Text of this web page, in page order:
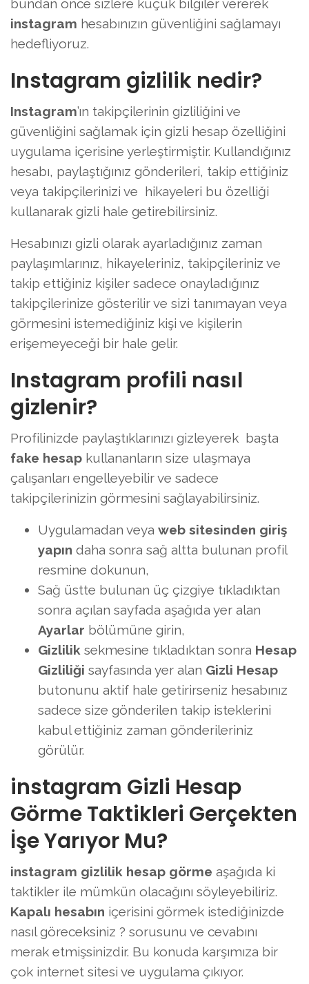
bundan önce sizlere küçük bilgiler vererek
instagram hesabınızın güvenliğini sağlamayı
hedefliyoruz.
Instagram gizlilik nedir?
Instagram’ın takipçilerinin gizliliğini ve
güvenliğini sağlamak için gizli hesap özelliğini
uygulama içerisine yerleştirmiştir. Kullandığınız
hesabı, paylaştığınız gönderileri, takip ettiğiniz
veya takipçilerinizi ve hikayeleri bu özelliği
kullanarak gizli hale getirebilirsiniz.
Hesabınızı gizli olarak ayarladığınız zaman
paylaşımlarınız, hikayeleriniz, takipçileriniz ve
takip ettiğiniz kişiler sadece onayladığınız
takipçilerinize gösterilir ve sizi tanımayan veya
görmesini istemediğiniz kişi ve kişilerin
erişemeyeceği bir hale gelir.
Instagram profili nasıl
gizlenir?
Profilinizde paylaştıklarınızı gizleyerek başta
fake hesap kullananların size ulaşmaya
çalışanları engelleyebilir ve sadece
takipçilerinizin görmesini sağlayabilirsiniz.
Uygulamadan veya web sitesinden giriş
yapın daha sonra sağ altta bulunan profil
resmine dokunun,
Sağ üstte bulunan üç çizgiye tıkladıktan
sonra açılan sayfada aşağıda yer alan
Ayarlar bölümüne girin,
Gizlilik sekmesine tıkladıktan sonra Hesap
Gizliliği sayfasında yer alan Gizli Hesap
butonunu aktif hale getirirseniz hesabınız
sadece size gönderilen takip isteklerini
kabul ettiğiniz zaman gönderileriniz
görülür.
instagram Gizli Hesap
Görme Taktikleri Gerçekten
İşe Yarıyor Mu?
instagram gizlilik hesap görme aşağıda ki
taktikler ile mümkün olacağını söyleyebiliriz.
Kapalı hesabın içerisini görmek istediğinizde
nasıl göreceksiniz ? sorusunu ve cevabını
merak etmişsinizdir. Bu konuda karşımıza bir
çok internet sitesi ve uygulama çıkıyor.